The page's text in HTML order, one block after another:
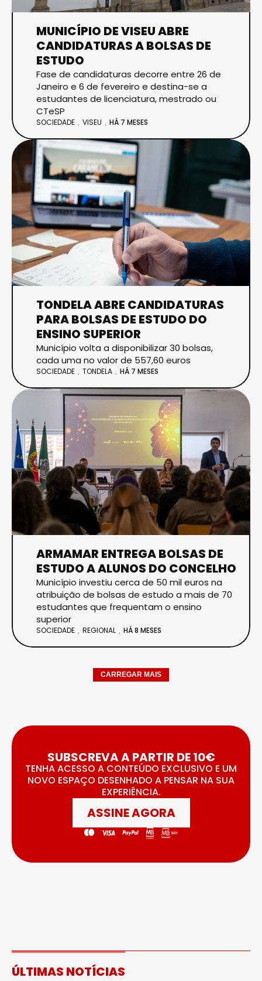
MUNICÍPIO DE VISEU ABRE
CANDIDATURAS A BOLSAS DE
ESTUDO
Fase de candidaturas decorre entre 26 de
Janeiro e 6 de fevereiro e destina-se a
estudantes de licenciatura, mestrado ou
CTeSP
SOCIEDADE VISEU HÁ 7 MESES
TONDELA ABRE CANDIDATURAS
PARA BOLSAS DE ESTUDO DO
ENSINO SUPERIOR
Município volta a disponibilizar 30 bolsas,
cada uma no valor de 557,60 euros
SOCIEDADE TONDELA HÁ 7 MESES
ARMAMAR ENTREGA BOLSAS DE
ESTUDO A ALUNOS DO CONCELHO
Município investiu cerca de 50 mil euros na
atribuição de bolsas de estudo a mais de 70
estudantes que frequentam o ensino
superior
SOCIEDADE REGIONAL HÁ 8 MESES
CARREGAR MAIS
SUBSCREVA A PARTIR DE 10€
TENHA ACESSO A CONTEÚDO EXCLUSIVO E UM
NOVO ESPAÇO DESENHADO A PENSAR NA SUA
EXPERIÊNCIA.
ASSINE AGORA
ÚLTIMAS NOTÍCIAS